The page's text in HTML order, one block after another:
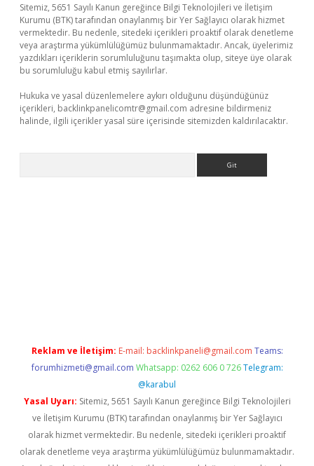
Sitemiz, 5651 Sayılı Kanun gereğince Bilgi Teknolojileri ve İletişim
Kurumu (BTK) tarafından onaylanmış bir Yer Sağlayıcı olarak hizmet
vermektedir. Bu nedenle, sitedeki içerikleri proaktif olarak denetleme
veya araştırma yükümlülüğümüz bulunmamaktadır. Ancak, üyelerimiz
yazdıkları içeriklerin sorumluluğunu taşımakta olup, siteye üye olarak
bu sorumluluğu kabul etmiş sayılırlar.
Hukuka ve yasal düzenlemelere aykırı olduğunu düşündüğünüz
içerikleri, backlinkpanelicomtr@gmail.com adresine bildirmeniz
halinde, ilgili içerikler yasal süre içerisinde sitemizden kaldırılacaktır.
Reklam ve İletişim: E-mail: backlinkpaneli@gmail.com Teams:
forumhizmeti@gmail.com Whatsapp: 0262 606 0 726 Telegram:
@karabul
Yasal Uyarı: Sitemiz, 5651 Sayılı Kanun gereğince Bilgi Teknolojileri
ve İletişim Kurumu (BTK) tarafından onaylanmış bir Yer Sağlayıcı
olarak hizmet vermektedir. Bu nedenle, sitedeki içerikleri proaktif
olarak denetleme veya araştırma yükümlülüğümüz bulunmamaktadır.